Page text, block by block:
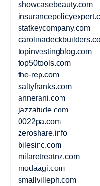
showcasebeauty.com
statkeycompany.com
topinvestingblog.com
top50tools.com
the-rep.com
saltyfranks.com
annerani.com
jazzatude.com
0022pa.com
zeroshare.info
bilesinc.com
milaretreatnz.com
modaagi.com
smallvilleph.com